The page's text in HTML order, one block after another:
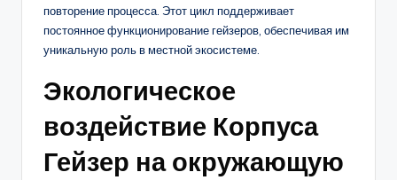
повторение процесса. Этот цикл поддерживает
постоянное функционирование гейзеров, обеспечивая им
уникальную роль в местной экосистеме.
Экологическое
воздействие Корпуса
Гейзер на окружающую